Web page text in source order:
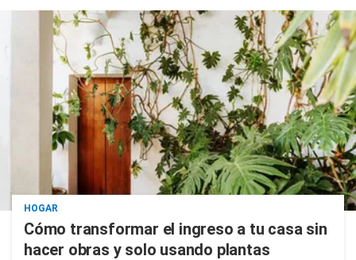
HOGAR
Cómo transformar el ingreso a tu casa sin
hacer obras y solo usando plantas